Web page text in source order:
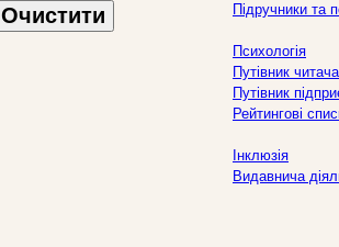
Очистити
Підручники та
Психологія
Путівник
Путівник
Рейтингові
Інклюзія
Видавнича